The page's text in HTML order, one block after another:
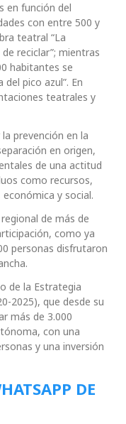
en función del
con entre 500 y
teatral “La
reciclar”; mientras
habitantes se
pico azul”. En
teatrales y
prevención en la
en origen,
de una actitud
como recursos,
y social.
de más de
como ya
personas disfrutaron
de la Estrategia
2025), que desde su
más de 3.000
con una
y una inversión
DE